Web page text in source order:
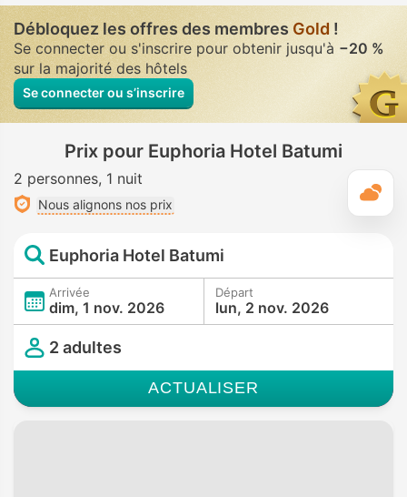
Débloquez les offres des membres Gold !
Se connecter ou s'inscrire pour obtenir jusqu'à −20 %
sur la majorité des hôtels
Se connecter ou s’inscrire
Prix pour Euphoria Hotel Batumi
2 personnes 1 nuit
Nous alignons nos prix
Euphoria Hotel Batumi
Arrivée
dim, 1 nov. 2026
Départ
lun, 2 nov. 2026
2 adultes
ACTUALISER